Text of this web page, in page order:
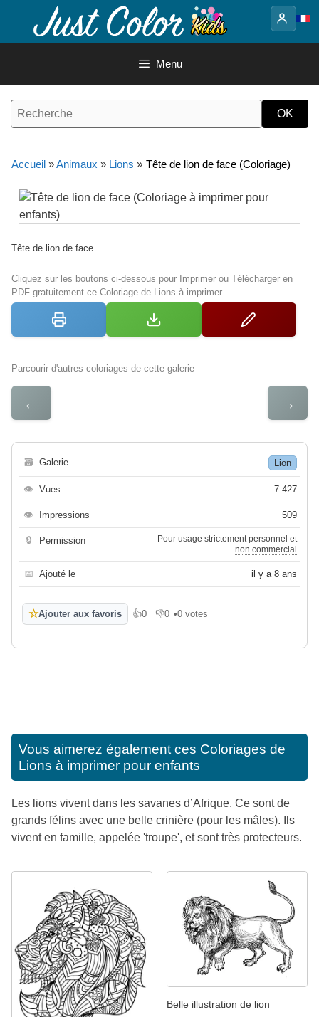
contenu
Menu
Accueil »Animaux » Lions » Tête de lion de face (Coloriage)
Tête de lion de face
Cliquez sur les boutons ci-dessous pour Imprimer ou Télécharger en
PDF gratuitement ce Coloriage de Lions à imprimer
Parcourir d'autres coloriages de cette galerie
← →
🗃 Galerie Lion
👁 Vues 7 427
👁 Impressions 509
🔒 Permission
Pour usage strictement personnel et
non commercial
📅 Ajouté le il y a 8 ans
☆Ajouter aux favoris 👍0
J'aime 👎0
Je n'aime pas
•0 votes
Vous aimerez également ces Coloriages de
Lions à imprimer pour enfants
Les lions vivent dans les savanes d’Afrique. Ce sont de
grands félins avec une belle crinière (pour les mâles). Ils
vivent en famille, appelée 'troupe', et sont très protecteurs.
Belle illustration de lion